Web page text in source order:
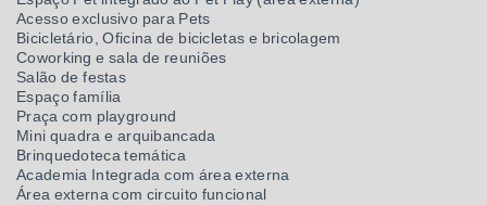
Acesso exclusivo para Pets
Bicicletário, Oficina de bicicletas e bricolagem
Coworking e sala de reuniões
Salão de festas
Espaço família
Praça com playground
Mini quadra e arquibancada
Brinquedoteca temática
Academia Integrada com área externa
Área externa com circuito funcional